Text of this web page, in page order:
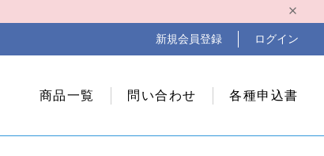
新規会員登録 ログイン
商品一覧 問い合わせ 各種申込書